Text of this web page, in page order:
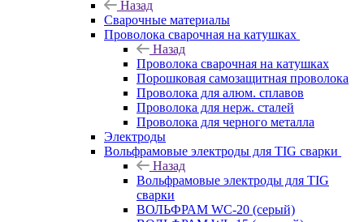
Назад
Сварочные материалы
Проволока сварочная на катушках
Назад
Проволока сварочная на катушках
Порошковая самозащитная проволока
Проволока для алюм. сплавов
Проволока для нерж. сталей
Проволока для черного металла
Электроды
Вольфрамовые электроды для TIG сварки
Назад
Вольфрамовые электроды для TIG
сварки
ВОЛЬФРАМ WC-20 (серый)